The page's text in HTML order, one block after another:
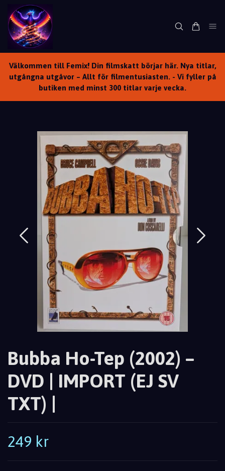
Välkommen till Femix! Din filmskatt börjar här. Nya titlar,
utgångna utgåvor – Allt för filmentusiasten. - Vi fyller på
butiken med minst 300 titlar varje vecka.
Bubba Ho-Tep (2002) –
DVD | IMPORT (EJ SV
TXT) |
249 kr